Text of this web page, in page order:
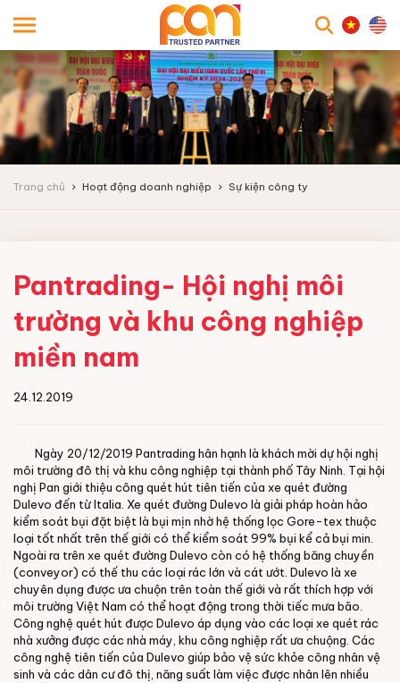
Trang chủ Hoạt động doanh nghiệp Sự kiện công ty
Pantrading- Hội nghị môi
trường và khu công nghiệp
miền nam
24.12.2019
Ngày 20/12/2019 Pantrading hân hạnh là khách mời dự hội nghị
môi trường đô thị và khu công nghiệp tại thành phố Tây Ninh. Tại hội
nghị Pan giới thiệu công quét hút tiên tiến của xe quét đường
Dulevo đến từ Italia. Xe quét đường Dulevo là giải pháp hoàn hảo
kiểm soát bụi đặt biệt là bụi mịn nhờ hệ thống lọc Gore-tex thuộc
loại tốt nhất trên thế giới có thể kiểm soát 99% bụi kể cả bụi min.
Ngoài ra trên xe quét đường Dulevo còn có hệ thống băng chuyền
(conveyor) có thế thu các loại rác lớn và cát ướt. Dulevo là xe
chuyên dụng được ưa chuộn trên toàn thế giới và rất thích hợp với
môi trường Việt Nam có thể hoạt động trong thời tiếc mưa bão.
Công nghệ quét hút được Dulevo áp dụng vào các loại xe quét rác
nhà xưởng được các nhà máy, khu công nghiệp rất ưa chuộng. Các
công nghệ tiên tiến của Dulevo giúp bảo vệ sức khỏe công nhân vệ
sinh và các dân cư đô thị, năng suất làm việc được nhân lên nhiều